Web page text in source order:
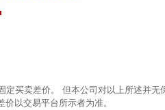
买卖差价。 但本公司对以上所述并
以交易平台所示者为准。